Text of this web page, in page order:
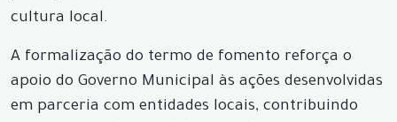
cultura local.
A formalização do termo de fomento reforça o
apoio do Governo Municipal às ações desenvolvidas
em parceria com entidades locais, contribuindo